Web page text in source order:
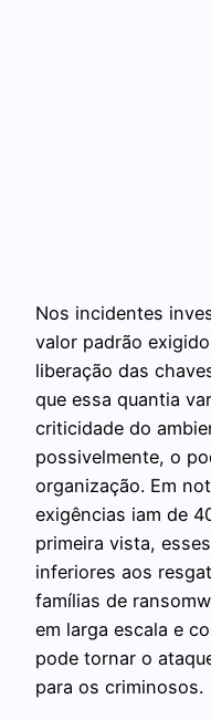
Nos incidentes
valor padrão
liberação das
que essa quantia
criticidade do
possivelmente, o
organização. Em
exigências iam de
primeira vista,
inferiores aos
famílias de
em larga escala e
pode tornar o
para os criminosos.